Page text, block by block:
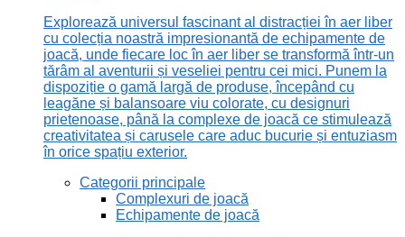
Explorează universul fascinant al distracției în aer liber
cu colecția noastră impresionantă de echipamente de
joacă, unde fiecare loc în aer liber se transformă într-un
tărâm al aventurii și veseliei pentru cei mici. Punem la
dispoziție o gamă largă de produse, începând cu
leagăne și balansoare viu colorate, cu designuri
prietenoase, până la complexe de joacă ce stimulează
creativitatea și carusele care aduc bucurie și entuziasm
în orice spațiu exterior.
Categorii principale
Complexuri de joacă
Echipamente de joacă